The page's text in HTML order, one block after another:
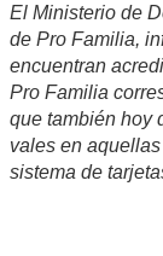
El Ministerio de
de Pro Familia,
encuentran
Pro Familia
que también hoy
vales en
sistema de